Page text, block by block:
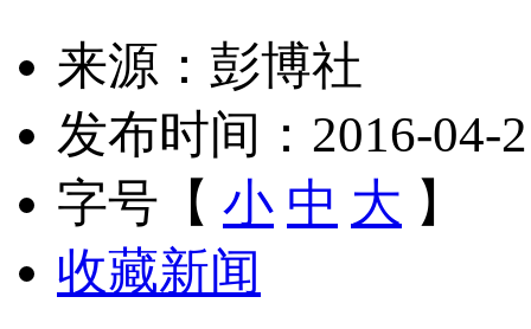
来源：彭博社
发布时间：2016-04-
字号【 小 中 大 】
收藏新闻